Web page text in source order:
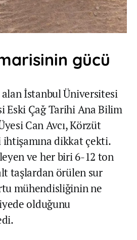
gücü
alan İstanbul Üniversitesi
Eski Çağ Tarihi Ana Bilim
Can Avcı, Körzüt
dikkat çekti.
ve her biri 6-12 ton
taşlardan örülen sur
mühendisliğinin ne
olduğunu